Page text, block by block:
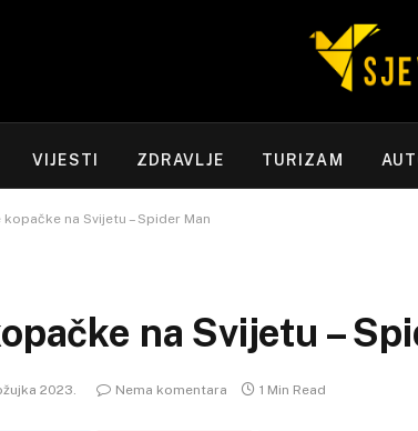
VIJESTI ZDRAVLJE TURIZAM
na Svijetu – Spider Man
na Svijetu –
2023. Nema komentara 1 Min Read